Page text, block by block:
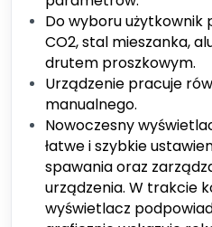
Do wyboru
CO2, stal mieszanka,
drutem proszkowym.
Urządzenie pracuje
manualnego.
Nowoczesny
łatwe i szybkie
spawania oraz
urządzenia. W trakcie
wyświetlacz